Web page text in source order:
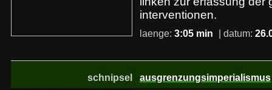
interventionen.
laenge: 3:05 min | datum:
schnipsel ausgrenzungsimperialismus